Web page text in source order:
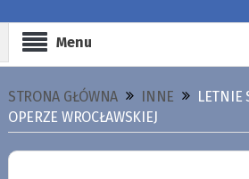
Menu
STRONA GŁÓWNA INNE
LETNIE
OPERZE WROCŁAWSKIEJ